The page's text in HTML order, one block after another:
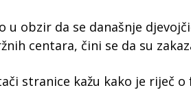
u obzir da se današnje
centara, čini se da su
stranice kažu kako je riječ o